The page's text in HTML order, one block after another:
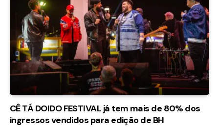
CÊ TÁ DOIDO FESTIVAL já tem mais de 80% dos
ingressos vendidos para edição de BH